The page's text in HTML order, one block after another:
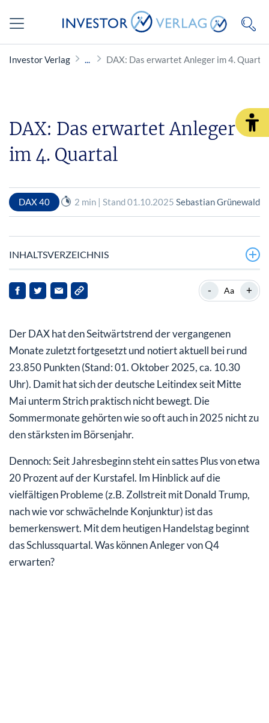
Investor Verlag DAX: Das erwartet Anleger im 4. Quartal
DAX: Das erwartet Anleger
im 4. Quartal
DAX 40 2 min | Stand 01.10.2025 Sebastian Grünewald
INHALTSVERZEICHNIS
DAX mit Jahresendspurt?
- Aa +
Der DAX hat den Seitwärtstrend der vergangenen
Monate zuletzt fortgesetzt und notiert aktuell bei rund
23.850 Punkten (Stand: 01. Oktober 2025, ca. 10.30
Uhr). Damit hat sich der deutsche Leitindex seit Mitte
Mai unterm Strich praktisch nicht bewegt. Die
Sommermonate gehörten wie so oft auch in 2025 nicht zu
den stärksten im Börsenjahr.
Dennoch: Seit Jahresbeginn steht ein sattes Plus von etwa
20 Prozent auf der Kurstafel. Im Hinblick auf die
vielfältigen Probleme (z.B. Zollstreit mit Donald Trump,
nach wie vor schwächelnde Konjunktur) ist das
bemerkenswert. Mit dem heutigen Handelstag beginnt
das Schlussquartal. Was können Anleger von Q4
erwarten?